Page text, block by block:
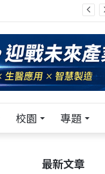
校園 專題
最新文章